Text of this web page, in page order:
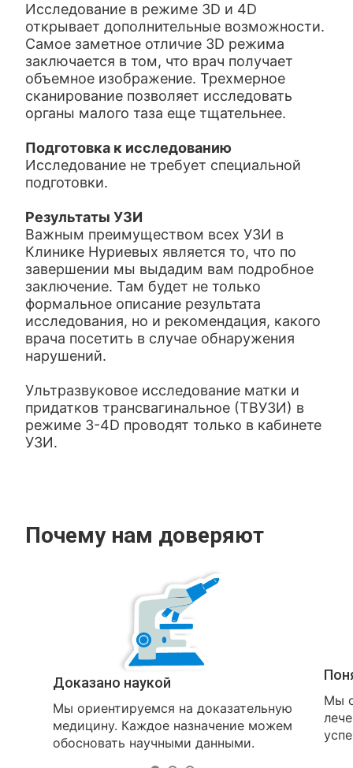
Исследование в режиме 3D и 4D
открывает дополнительные возможности.
Самое заметное отличие 3D режима
заключается в том, что врач получает
объемное изображение. Трехмерное
сканирование позволяет исследовать
органы малого таза еще тщательнее.
Подготовка к исследованию
Исследование не требует специальной
подготовки.
Результаты УЗИ
Важным преимуществом всех УЗИ в
Клинике Нуриевых является то, что по
завершении мы выдадим вам подробное
заключение. Там будет не только
формальное описание результата
исследования, но и рекомендация, какого
врача посетить в случае обнаружения
нарушений.
Ультразвуковое исследование матки и
придатков трансвагинальное (ТВУЗИ) в
режиме 3-4D проводят только в кабинете
УЗИ.
Почему нам доверяют
Доказано наукой
Мы ориентируемся на доказательную
медицину. Каждое назначение можем
обосновать научными данными.
Мы